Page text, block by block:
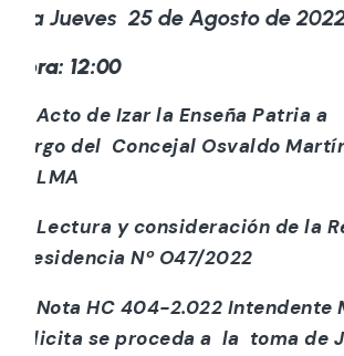
Día Jueves 25 de Agosto de
Hora: 12:00
a) Acto de Izar la Enseña Patria a
cargo del Concejal Osvaldo
PALMA
b) Lectura y consideración de la
Presidencia Nº O47/2022
c) Nota HC 404-2.022 Intendente
solicita se proceda a la toma de